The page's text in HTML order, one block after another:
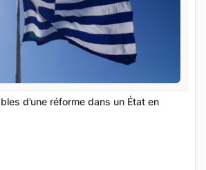
d’une réforme dans un État en